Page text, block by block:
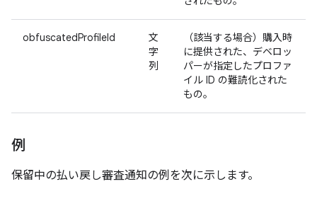
obfuscatedProfileId
文
字
列
（該当する場合）購入時
に提供された、デベロッ
パーが指定したプロファ
イル ID の難読化された
もの。
例
保留中の払い戻し審査通知の例を次に示します。